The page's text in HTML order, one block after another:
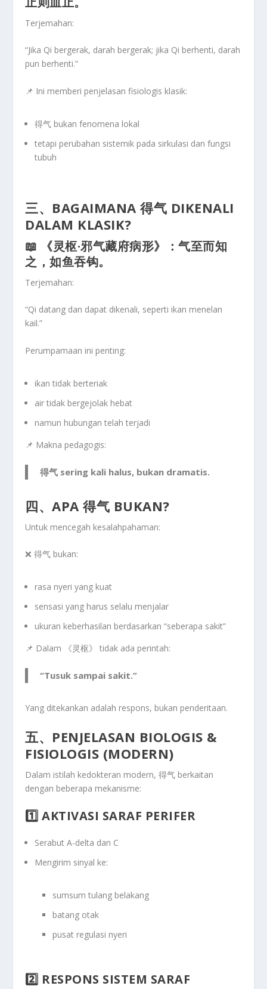
Terjemahan:
“Jika Qi bergerak, darah bergerak; jika Qi berhenti, darah
pun berhenti.”
📌 Ini memberi penjelasan fisiologis klasik:
得气 bukan fenomena lokal
tetapi perubahan sistemik pada sirkulasi dan fungsi
tubuh
三、BAGAIMANA 得气 DIKENALI
DALAM KLASIK?
📖 《灵枢·邪气藏府病形》：气至而知
之，如鱼吞钩。
Terjemahan:
“Qi datang dan dapat dikenali, seperti ikan menelan
kail.”
Perumpamaan ini penting:
ikan tidak berteriak
air tidak bergejolak hebat
namun hubungan telah terjadi
📌 Makna pedagogis:
得气 sering kali halus, bukan dramatis.
四、APA 得气 BUKAN?
Untuk mencegah kesalahpahaman:
❌ 得气 bukan:
rasa nyeri yang kuat
sensasi yang harus selalu menjalar
ukuran keberhasilan berdasarkan “seberapa sakit”
📌 Dalam 《灵枢》 tidak ada perintah:
“Tusuk sampai sakit.”
Yang ditekankan adalah respons, bukan penderitaan.
五、PENJELASAN BIOLOGIS &
FISIOLOGIS (MODERN)
Dalam istilah kedokteran modern, 得气 berkaitan
dengan beberapa mekanisme:
1️⃣ AKTIVASI SARAF PERIFER
SerabutA-delta dan C
Mengirim sinyal ke:
sumsum tulang belakang
batang otak
pusat regulasi nyeri
2️⃣ RESPONS SISTEM SARAF